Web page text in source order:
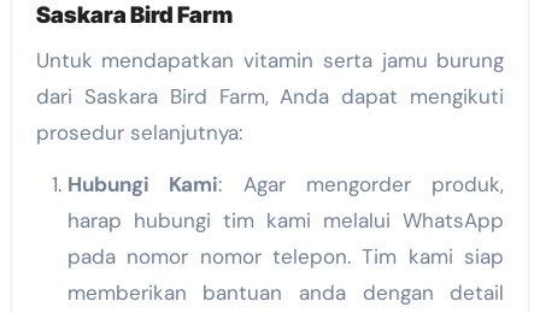
Saskara Bird Farm
Untuk mendapatkan vitamin serta jamu burung
dari Saskara Bird Farm, Anda dapat mengikuti
prosedur selanjutnya:
Hubungi Kami: Agar mengorder produk,
harap hubungi tim kami melalui WhatsApp
pada nomor nomor telepon. Tim kami siap
memberikan bantuan anda dengan detail